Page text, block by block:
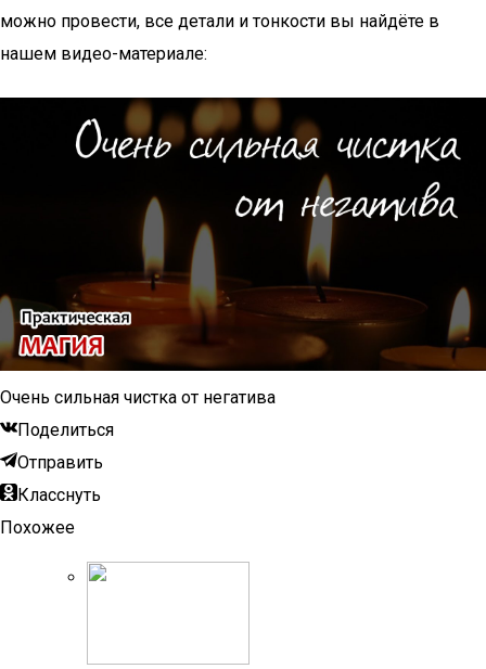
можно провести, все детали и тонкости вы найдёте в
нашем видео-материале:
Очень сильная чистка от негатива
Поделиться
Отправить
Класснуть
Похожее